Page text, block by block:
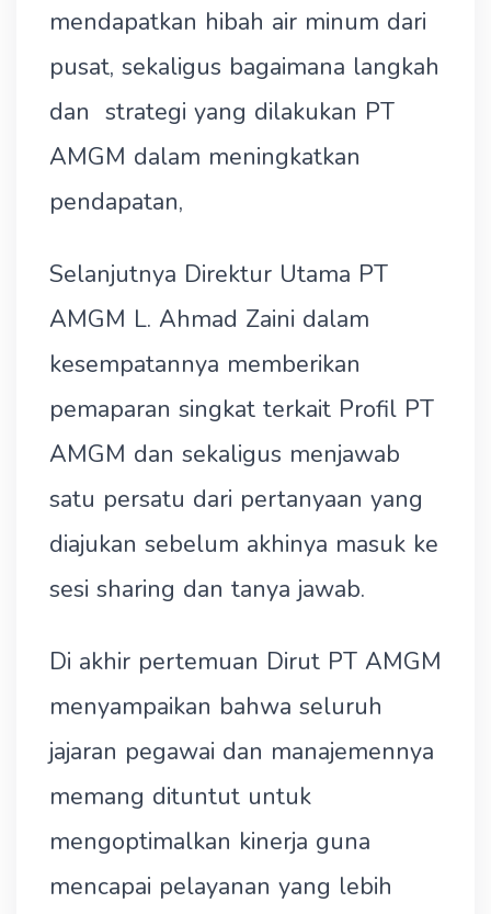
mendapatkan hibah air minum dari
pusat, sekaligus bagaimana langkah
dan strategi yang dilakukan PT
AMGM dalam meningkatkan
pendapatan,
Selanjutnya Direktur Utama PT
AMGM L. Ahmad Zaini dalam
kesempatannya memberikan
pemaparan singkat terkait Profil PT
AMGM dan sekaligus menjawab
satu persatu dari pertanyaan yang
diajukan sebelum akhinya masuk ke
sesi sharing dan tanya jawab.
Di akhir pertemuan Dirut PT AMGM
menyampaikan bahwa seluruh
jajaran pegawai dan manajemennya
memang dituntut untuk
mengoptimalkan kinerja guna
mencapai pelayanan yang lebih